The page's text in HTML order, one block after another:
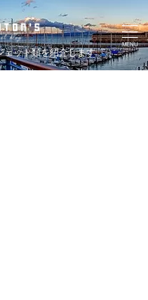
ット類を紹介します